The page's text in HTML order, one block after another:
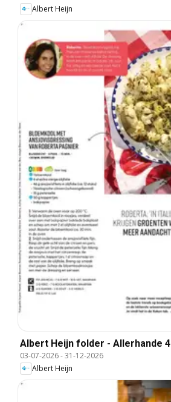
Albert Heijn
Albert Heijn folder - Allerhande 4
03-07-2026-31-12-2026
Albert Heijn